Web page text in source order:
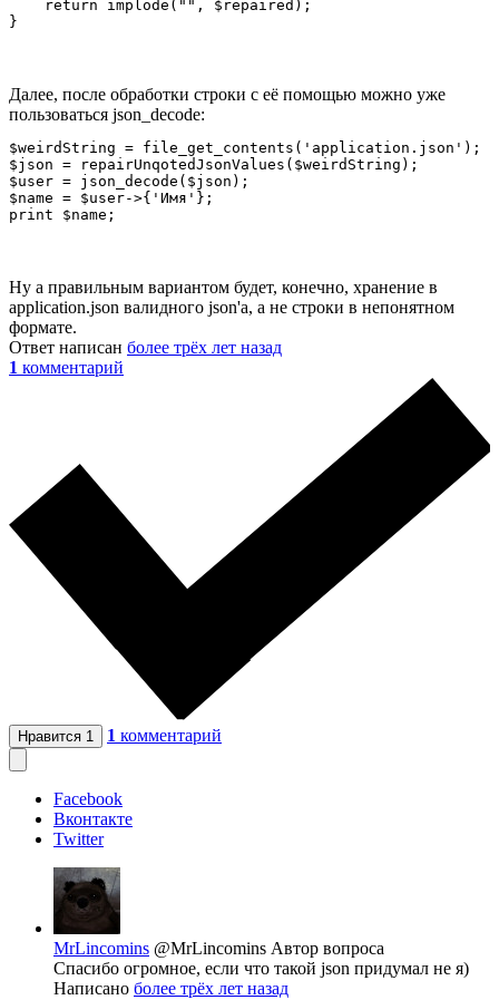
    return implode("", $repaired);
}
Далее, после обработки строки с её помощью можно уже
пользоваться json_decode:
$weirdString = file_get_contents('application.json');
$json = repairUnqotedJsonValues($weirdString);
$user = json_decode($json);
$name = $user->{'Имя'};
print $name;
Ну а правильным вариантом будет, конечно, хранение в
application.json валидного json'а, а не строки в непонятном
формате.
Ответ написан более трёх лет назад
1 комментарий
Нравится 1 1 комментарий
Facebook
Вконтакте
Twitter
MrLincomins @MrLincomins Автор вопроса
Спасибо огромное, если что такой json придумал не я)
Написано более трёх лет назад